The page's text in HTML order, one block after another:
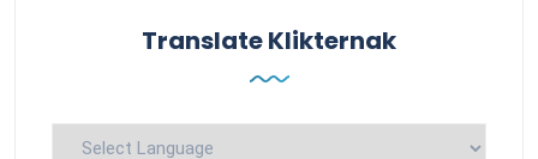
Translate Klikternak